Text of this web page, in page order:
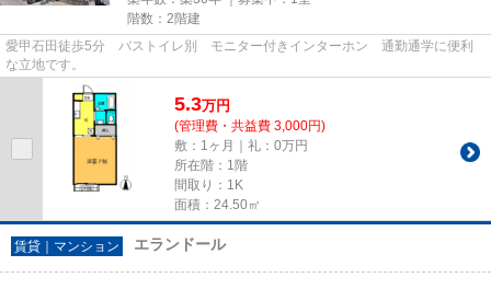
階数：2階建
愛甲石田徒歩5分 バストイレ別 モニター付きインターホン 通勤通学に便利
な立地です。
5.3万円
(管理費・共益費 3,000円)
敷：1ヶ月｜礼：0万円
所在階：1階
間取り：1K
面積：24.50㎡
賃貸｜マンション エランドール